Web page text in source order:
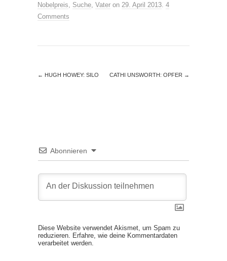
Nobelpreis
Suche Vater on 29. April 2013 4
Comments
← HUGH HOWEY: SILO CATHI UNSWORTH: OPFER →
Abonnieren
Diese Website verwendet Akismet, um Spam zu
reduzieren. Erfahre, wie deine Kommentardaten
verarbeitet werden.